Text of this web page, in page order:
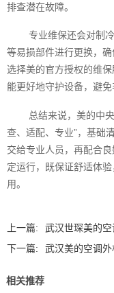
排查潜在故障。
专业维保还会对制
等易损部件进行更换，
选择美的官方授权的维
能更好地守护设备，避免
总结来说，美的中
查、适配、专业”，基础
交给专业人员，再配合
定运行，既保证舒适体
用。‍
上一篇:
武汉世琛美的
下一篇:
武汉美的空调
相关推荐